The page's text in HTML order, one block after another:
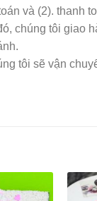
và (2). thanh
chúng tôi giao
tôi sẽ vận